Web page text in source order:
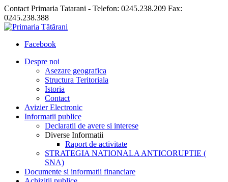
Contact Primaria Tatarani - Telefon: 0245.238.209 Fax:
0245.238.388
Facebook
Despre noi
Asezare geografica
Structura Teritoriala
Istoria
Contact
Avizier Electronic
Informatii publice
Declaratii de avere si interese
Diverse Informatii
Raport de activitate
STRATEGIA NATIONALA ANTICORUPTIE (
SNA)
Documente si informatii financiare